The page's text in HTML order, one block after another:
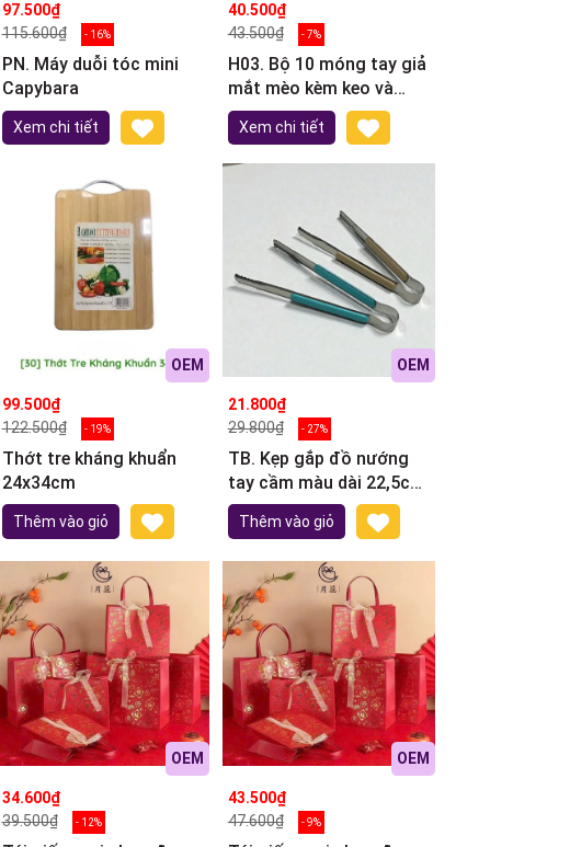
97.500₫
115.600₫
- 16%
PN. Máy duỗi tóc mini
Capybara
Xem chi tiết
40.500₫
43.500₫
- 7%
H03. Bộ 10 móng tay giả
mắt mèo kèm keo và
giũa móng (ngẫu nhiên)
Xem chi tiết
OEM
99.500₫
122.500₫
- 19%
Thớt tre kháng khuẩn
24x34cm
Thêm vào giỏ
OEM
21.800₫
29.800₫
- 27%
TB. Kẹp gắp đồ nướng
tay cầm màu dài 22,5cm
(ngẫu nhiên)
Thêm vào giỏ
OEM
34.600₫
39.500₫
- 12%
OEM
43.500₫
47.600₫
- 9%